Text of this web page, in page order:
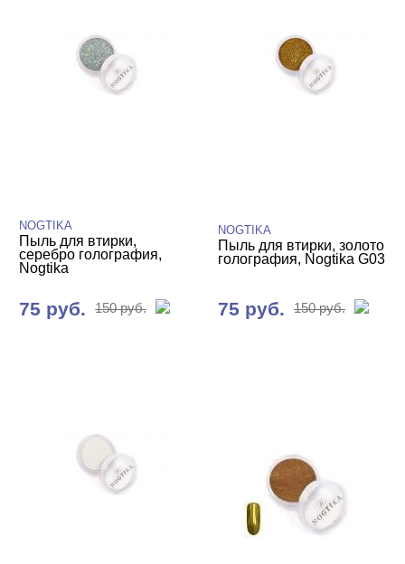
Дизайн ногтей
Втирка-спрей
Слюда, пралине
Стразы, жемчуг, пикси
NOGTIKA
NOGTIKA
Пыль для втирки,
серебро голография,
Nogtika
75 руб. 150 руб.
NOGTIKA
Пыль для втирки, золото
голография, Nogtika G03
75 руб. 150 руб.